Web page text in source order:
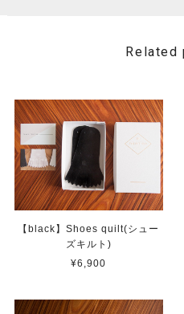
Related
【black】Shoes quilt(シュー
ズキルト)
¥6,900